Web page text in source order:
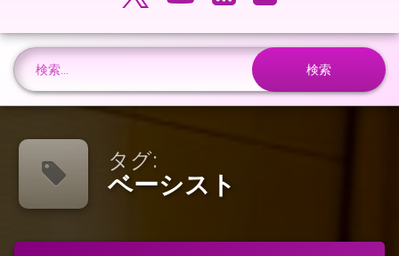
プ
検索:
タグ:
ベーシスト